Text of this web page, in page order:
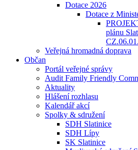
Dotace 2026
Dotace z
plánu
Veřejná hromadná doprava
Občan
Portál veřejné správy
Audit Family Friendly
Aktuality
Hlášení rozhlasu
Kalendář akcí
Spolky & sdružení
SDH Slatinice
SDH Lípy
SK Slatinice